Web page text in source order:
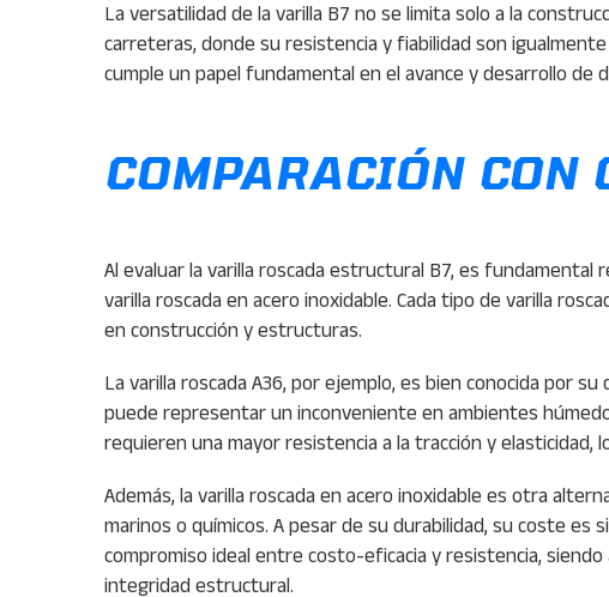
La versatilidad de la varilla B7 no se limita solo a la
carreteras, donde su resistencia y fiabilidad son
cumple un papel fundamental en el avance y desarrollo de
COMPARACIÓN
Al evaluar la varilla roscada estructural B7, es fundamental
varilla roscada en acero inoxidable. Cada tipo de varilla
en construcción y estructuras.
La varilla roscada A36, por ejemplo, es bien conocida por
puede representar un inconveniente en ambientes
requieren una mayor resistencia a la tracción y
Además, la varilla roscada en acero inoxidable es otra
marinos o químicos. A pesar de su durabilidad, su coste
compromiso ideal entre costo-eficacia y resistencia,
integridad estructural.